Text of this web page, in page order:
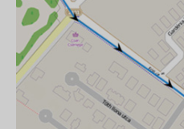
Turvakruvid ja
SIM-kaardi tasu ja
ja mobiiltelefonile üheks
Kasutustingimused
Seadme normaalseks